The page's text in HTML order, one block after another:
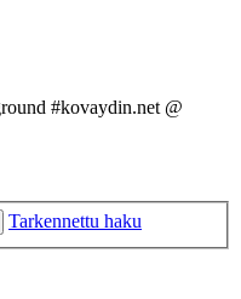
#kovaydin.net @
Tarkennettu haku